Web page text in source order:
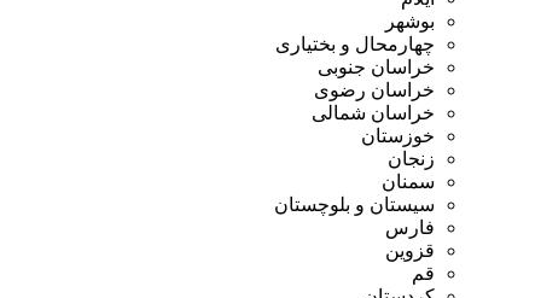
بوشهر
چهارمحال و بختیاری
خراسان جنوبی
خراسان رضوی
خراسان شمالی
خوزستان
زنجان
سمنان
سیستان و بلوچستان
فارس
قزوین
قم